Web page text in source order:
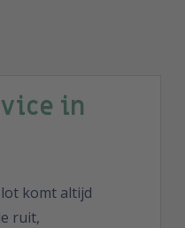
in
komt altijd
ruit,